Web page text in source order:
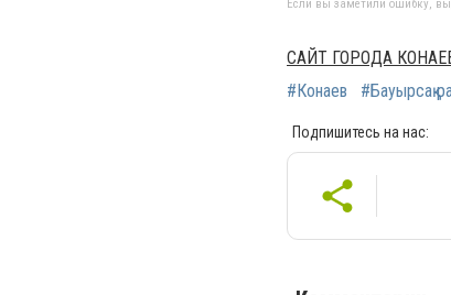
Если вы заметили ошибку,
САЙТ ГОРОДА
#Конаев
#Бауырсақ
Подпишитесь на нас: